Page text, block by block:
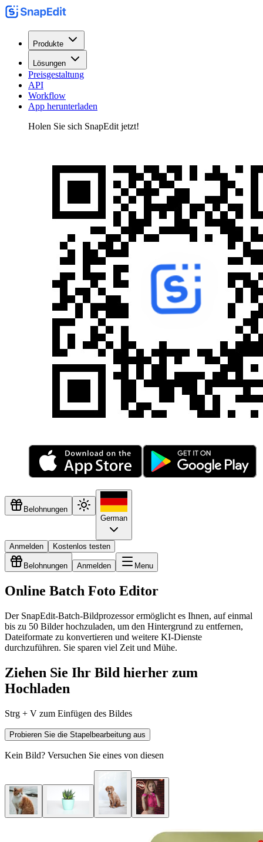
Produkte
Lösungen
Preisgestaltung
API
Workflow
App herunterladen
Holen Sie sich SnapEdit jetzt!
Belohnungen
German
Anmelden Kostenlos testen
Belohnungen Anmelden Menu
Online Batch Foto Editor
Der SnapEdit-Batch-Bildprozessor ermöglicht es Ihnen, auf einmal
bis zu 50 Bilder hochzuladen, um den Hintergrund zu entfernen,
Dateiformate zu konvertieren und weitere KI-Dienste
durchzuführen. Sie sparen viel Zeit und Mühe.
Ziehen Sie Ihr Bild hierher zum
Hochladen
Strg + V zum Einfügen des Bildes
Probieren Sie die Stapelbearbeitung aus
Kein Bild? Versuchen Sie eines von diesen